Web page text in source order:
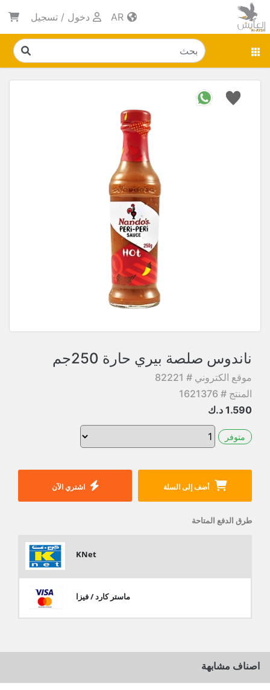
دخول / تسجيل
ناندوس صلصة بيري حارة 250جم
موقع الكتروني # 82221
المنتج # 1621376
1.590 د.ك
متوفر
أضف إلى السلة اشتري الآن
طرق الدفع المتاحة
KNet
ماستر كارد / فيزا
اصناف مشابهة